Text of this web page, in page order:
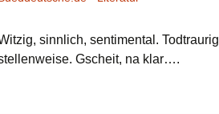
sinnlich, sentimental. Todtraurig
Gscheit, na klar….